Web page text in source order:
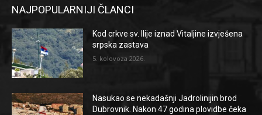
NAJPOPULARNIJI ČLANCI
Kod crkve sv. Ilije iznad Vitaljine izvješena
srpska zastava
5. kolovoza 2026.
Nasukao se nekadašnji Jadrolinijin brod
Dubrovnik. Nakon 47 godina plovidbe čeka